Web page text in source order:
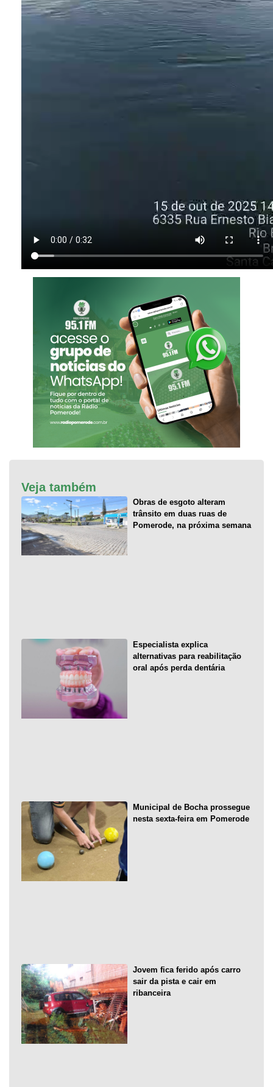
Veja também
Obras de esgoto alteram
trânsito em duas ruas de
Pomerode, na próxima semana
Especialista explica
alternativas para reabilitação
oral após perda dentária
Municipal de Bocha prossegue
nesta sexta-feira em Pomerode
Jovem fica ferido após carro
sair da pista e cair em
ribanceira